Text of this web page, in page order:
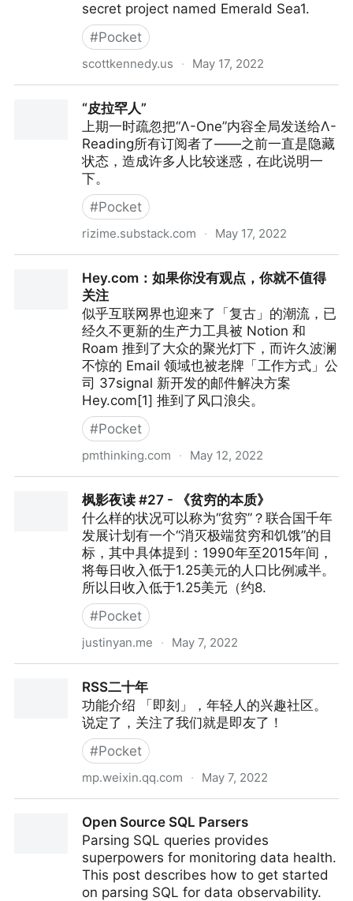
secret project named Emerald Sea1.
#Pocket
scottkennedy.us · May 17, 2022
“皮拉罕人”
上期一时疏忽把“Λ-One”内容全局发送给Λ-
Reading所有订阅者了——之前一直是隐藏
状态，造成许多人比较迷惑，在此说明一
下。
#Pocket
rizime.substack.com · May 17, 2022
Hey.com：如果你没有观点，你就不值得
关注
似乎互联网界也迎来了「复古」的潮流，已
经久不更新的生产力工具被 Notion 和
Roam 推到了大众的聚光灯下，而许久波澜
不惊的 Email 领域也被老牌「工作方式」公
司 37signal 新开发的邮件解决方案
Hey.com[1] 推到了风口浪尖。
#Pocket
pmthinking.com · May 12, 2022
枫影夜读 #27 - 《贫穷的本质》
什么样的状况可以称为“贫穷”？联合国千年
发展计划有一个“消灭极端贫穷和饥饿”的目
标，其中具体提到：1990年至2015年间，
将每日收入低于1.25美元的人口比例减半。
所以日收入低于1.25美元（约8.
#Pocket
justinyan.me · May 7, 2022
RSS二十年
功能介绍 「即刻」，年轻人的兴趣社区。
说定了，关注了我们就是即友了！
#Pocket
mp.weixin.qq.com · May 7, 2022
Open Source SQL Parsers
Parsing SQL queries provides
superpowers for monitoring data health.
This post describes how to get started
on parsing SQL for data observability.